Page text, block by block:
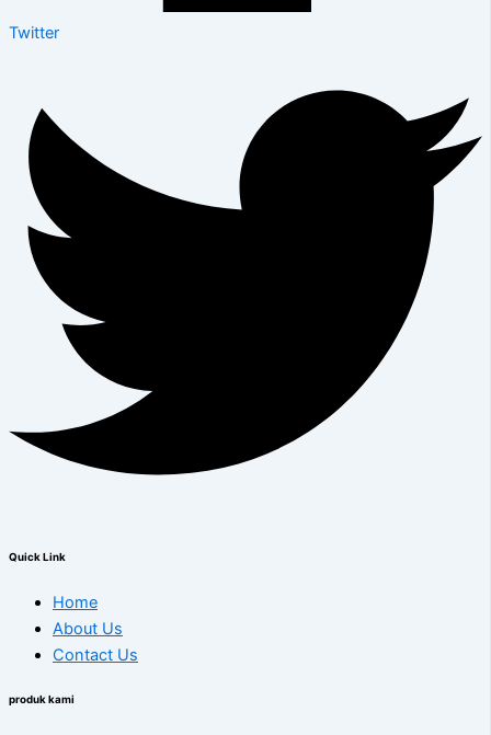
Twitter
Quick Link
Home
About Us
Contact Us
produk kami